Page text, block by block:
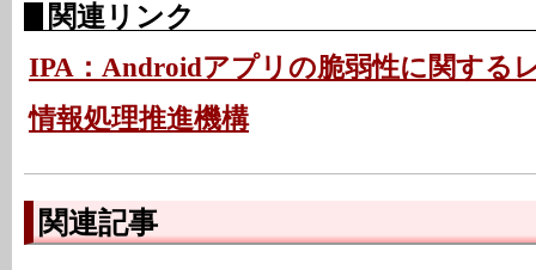
関連リンク
IPA：Androidアプリの脆弱性に関する
情報処理推進機構
関連記事